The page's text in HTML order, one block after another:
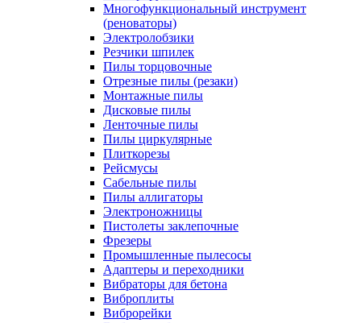
Многофункциональный инструмент
(реноваторы)
Электролобзики
Резчики шпилек
Пилы торцовочные
Отрезные пилы (резаки)
Монтажные пилы
Дисковые пилы
Ленточные пилы
Пилы циркулярные
Плиткорезы
Рейсмусы
Сабельные пилы
Пилы аллигаторы
Электроножницы
Пистолеты заклепочные
Фрезеры
Промышленные пылесосы
Адаптеры и переходники
Вибраторы для бетона
Виброплиты
Виброрейки